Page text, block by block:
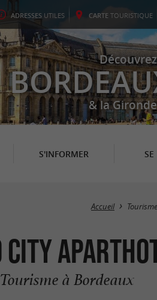
ADRESSES UTILES CARTE TOURISTIQUE
Découvrez
& la Gironde
S'INFORMER SE
Accueil Tourisme
City
à Bordeaux